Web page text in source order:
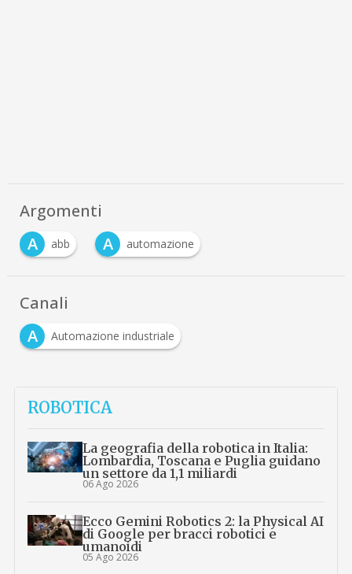
Argomenti
A
abb A automazione
Canali
A
Automazione industriale
ROBOTICA
La geografia della robotica in Italia:
Lombardia, Toscana e Puglia guidano
un settore da 1,1 miliardi
06 Ago 2026
Ecco Gemini Robotics 2: la Physical AI
di Google per bracci robotici e
umanoidi
05 Ago 2026